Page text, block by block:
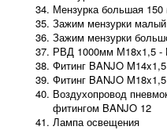
Мензурка большая 150
Зажим мензурки малый
Зажим мензурки
РВД 1000мм М18х1,5 -
Фитинг BANJO
Фитинг BANJO
Воздухопровод
фитингом BANJO 12
Лампа освещения